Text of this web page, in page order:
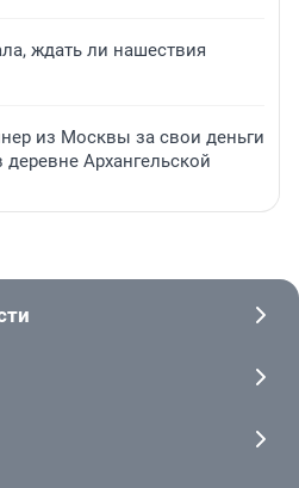
ждать ли нашествия
из Москвы за свои деньги
Архангельской